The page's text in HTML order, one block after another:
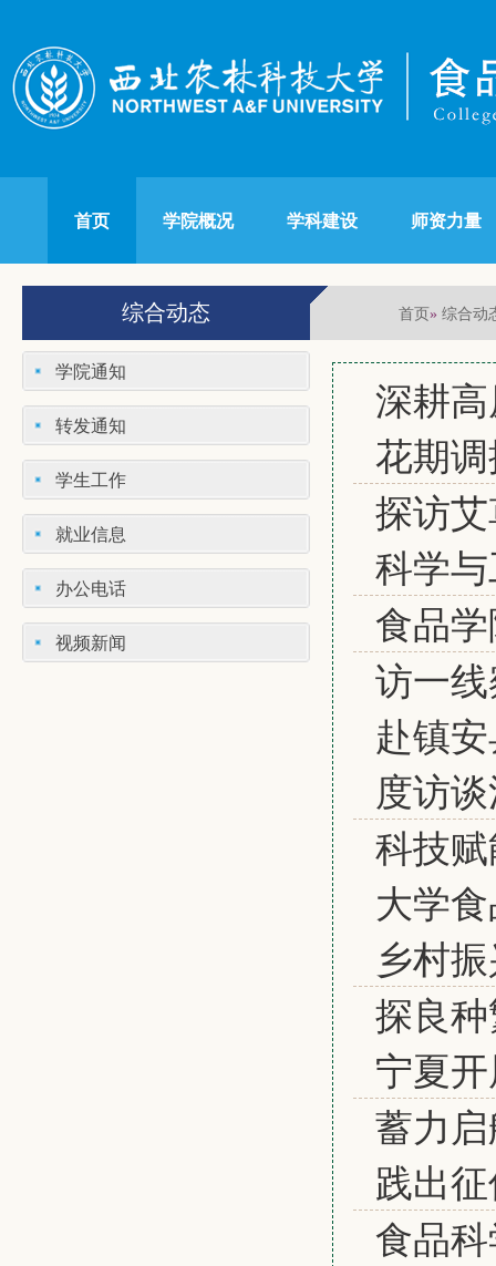
首页 学院概况 学科建设 师资力量
综合动态 首页» 综合动
学院通知
转发通知
学生工作
就业信息
办公电话
视频新闻
深耕
花期
探访
科学
食品
访一
赴镇
度访
科技
大学
乡村
探良
宁夏
蓄力
践出
食品